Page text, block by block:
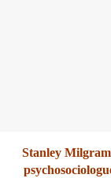
Stanley Milgram